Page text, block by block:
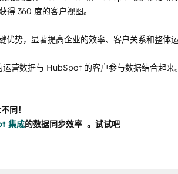
得 360 度的客户视图。
势，显著提高企业的效率、客户关系和整体运
营数据与 HubSpot 的客户参与数据结合起来
同！
集成的数据同步效率 。试试吧